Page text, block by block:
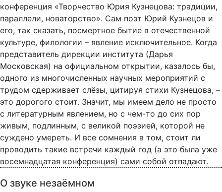
конференция «Творчество Юрия Кузнецова: традиции,
параллели, новаторство». Сам поэт Юрий Кузнецов и
его, так сказать, посмертное бытие в отечественной
культуре, филологии – явление исключительное. Когда
представитель дирекции института (Дарья
Московская) на официальном открытии, казалось бы,
одного из многочисленных научных мероприятий с
трудом сдерживает слёзы, цитируя стихи Кузнецова, –
это дорогого стоит. Значит, мы имеем дело не просто
с литературным явлением, но с чем-то до сих пор
живым, подлинным, с великой поэзией, которой не
суждено умереть. И все сомнения в том, стоит ли
проводить такие встречи каждый год (а это была уже
восемнадцатая конференция) сами собой отпадают.
О звуке незаёмном